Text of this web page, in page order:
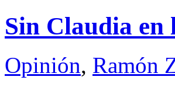
Sin Claudia en
Opinión, Ramón